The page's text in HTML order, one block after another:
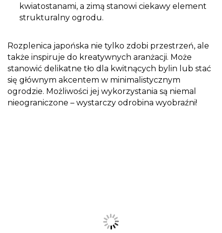
kwiatostanami, a zimą stanowi ciekawy element
strukturalny ogrodu.
Rozplenica japońska nie tylko zdobi przestrzeń, ale
także inspiruje do kreatywnych aranżacji. Może
stanowić delikatne tło dla kwitnących bylin lub stać
się głównym akcentem w minimalistycznym
ogrodzie. Możliwości jej wykorzystania są niemal
nieograniczone – wystarczy odrobina wyobraźni!